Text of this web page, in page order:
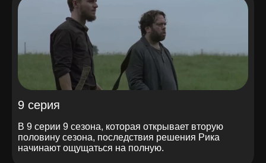
9 серия
В 9 серии 9 сезона, которая открывает вторую
половину сезона, последствия решения Рика
начинают ощущаться на полную.